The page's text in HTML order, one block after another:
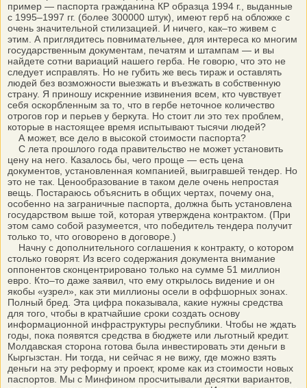
пример — паспорта гражданина КР образца 1994 г., выданные
с 1995–1997 гг. (более 300000 штук), имеют герб на обложке с
очень значительной стилизацией. И ничего, как–то живем с
этим. А приглядитесь повнимательнее, для интереса ко многим
государственным документам, печатям и штампам — и вы
найдете сотни вариаций нашего герба. Не говорю, что это не
следует исправлять. Но не губить же весь тираж и оставлять
людей без возможности выезжать и въезжать в собственную
страну. Я приношу искренние извинения всем, кто чувствует
себя оскорбленным за то, что в гербе неточное количество
отрогов гор и перьев у беркута. Но стоит ли это тех проблем,
которые в настоящее время испытывают тысячи людей?
А может, все дело в высокой стоимости паспорта?
С лета прошлого года правительство не может установить
цену на него. Казалось бы, чего проще — есть цена
документов, установленная компанией, выигравшей тендер. Но
это не так. Ценообразование в таком деле очень непростая
вещь. Постараюсь объяснить в общих чертах, почему она,
особенно на заграничные паспорта, должна быть установлена
государством выше той, которая утверждена контрактом. (При
этом само собой разумеется, что победитель тендера получит
только то, что оговорено в договоре.)
Начну с дополнительного соглашения к контракту, о котором
столько говорят. Из всего содержания документа внимание
оппонентов сконцентрировано только на сумме 51 миллион
евро. Кто–то даже заявил, что ему открылось видение и он
якобы «узрел», как эти миллионы осели в оффшорных зонах.
Полный бред. Эта цифра показывала, какие нужны средства
для того, чтобы в кратчайшие сроки создать основу
информационной инфраструктуры республики. Чтобы не ждать
годы, пока появятся средства в бюджете или льготный кредит.
Молдавская сторона готова была инвестировать эти деньги в
Кыргызстан. Ни тогда, ни сейчас я не вижу, где можно взять
деньги на эту реформу и проект, кроме как из стоимости новых
паспортов. Мы с Минфином просчитывали десятки вариантов,